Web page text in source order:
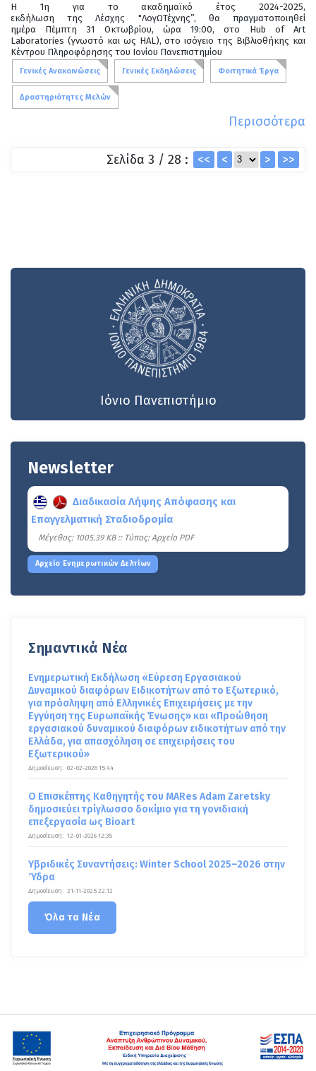
Η 1η για το ακαδημαϊκό έτος 2024-2025,
εκδήλωση της Λέσχης "ΛογΩΤέχνης”, θα πραγματοποιηθεί
ημέρα Πέμπτη 31 Οκτωβρίου, ώρα 19:00, στο Hub of Art
Laboratories (γνωστό και ως HAL), στο ισόγειο της Βιβλιοθήκης και
Κέντρου Πληροφόρησης του Ιονίου Πανεπιστημίου
Γενικές Ανακοινώσεις Γενικές Εκδηλώσεις Φοιτητικά Έργα
Δραστηριότητες Μελών
Περισσότερα
Σελίδα 3 / 28 : << < > >>
Ιόνιο Πανεπιστήμιο
Newsletter
Διαδικασία Λήψης Απόφασης και
Επαγγελματική Σταδιοδρομία
Mέγεθος: 1005.39 KB :: Τύπος: Αρχείο PDF
Αρχείο Ενημερωτικών Δελτίων
Σημαντικά Νέα
Ενημερωτική Εκδήλωση «Εύρεση Εργασιακού
Δυναμικού διαφόρων Ειδικοτήτων από το Εξωτερικό,
για πρόσληψη από Ελληνικές Επιχειρήσεις με την
Εγγύηση της Ευρωπαϊκής Ένωσης» και «Προώθηση
εργασιακού δυναμικού διαφόρων ειδικοτήτων από την
Ελλάδα, για απασχόληση σε επιχειρήσεις του
Εξωτερικού»
Δημοσίευση: 02-02-2026 15:44
Ο Επισκέπτης Καθηγητής του MARes Adam Zaretsky
δημοσιεύει τρίγλωσσο δοκίμιο για τη γονιδιακή
επεξεργασία ως Bioart
Δημοσίευση: 12-01-2026 12:35
Υβριδικές Συναντήσεις: Winter School 2025–2026 στην
Ύδρα
Δημοσίευση: 21-11-2025 22:12
Όλα τα Νέα